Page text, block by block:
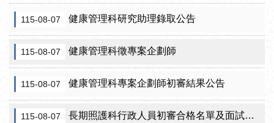
115-08-07 健康管理科研究助理錄取公告
115-08-07 健康管理科徵專案企劃師
115-08-07 健康管理科專案企劃師初審結果公告
115-08-07 長期照護科行政人員初審合格名單及面試訊息公告